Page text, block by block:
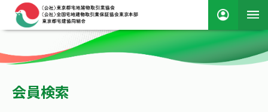
会員検索